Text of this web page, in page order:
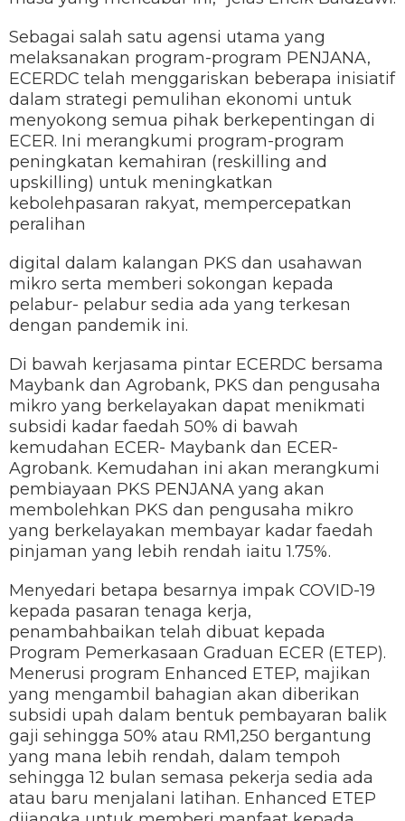
Sebagai salah satu agensi utama yang
melaksanakan program-program PENJANA,
ECERDC telah menggariskan beberapa inisiatif
dalam strategi pemulihan ekonomi untuk
menyokong semua pihak berkepentingan di
ECER. Ini merangkumi program-program
peningkatan kemahiran (reskilling and
upskilling) untuk meningkatkan
kebolehpasaran rakyat, mempercepatkan
peralihan
digital dalam kalangan PKS dan usahawan
mikro serta memberi sokongan kepada
pelabur- pelabur sedia ada yang terkesan
dengan pandemik ini.
Di bawah kerjasama pintar ECERDC bersama
Maybank dan Agrobank, PKS dan pengusaha
mikro yang berkelayakan dapat menikmati
subsidi kadar faedah 50% di bawah
kemudahan ECER- Maybank dan ECER-
Agrobank. Kemudahan ini akan merangkumi
pembiayaan PKS PENJANA yang akan
membolehkan PKS dan pengusaha mikro
yang berkelayakan membayar kadar faedah
pinjaman yang lebih rendah iaitu 1.75%.
Menyedari betapa besarnya impak COVID-19
kepada pasaran tenaga kerja,
penambahbaikan telah dibuat kepada
Program Pemerkasaan Graduan ECER (ETEP).
Menerusi program Enhanced ETEP, majikan
yang mengambil bahagian akan diberikan
subsidi upah dalam bentuk pembayaran balik
gaji sehingga 50% atau RM1,250 bergantung
yang mana lebih rendah, dalam tempoh
sehingga 12 bulan semasa pekerja sedia ada
atau baru menjalani latihan. Enhanced ETEP